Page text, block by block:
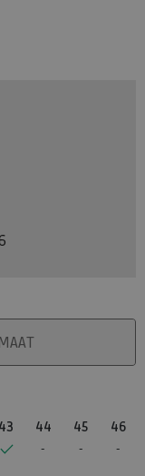
43 44 45
46